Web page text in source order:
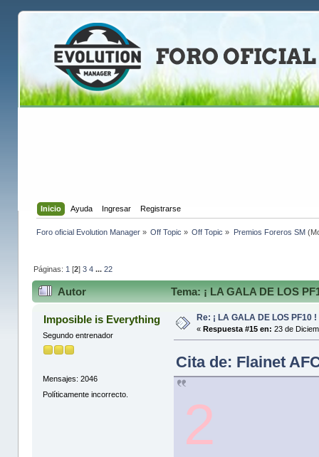
Inicio Ayuda Ingresar Registrarse
Foro oficial Evolution Manager» Off Topic » Off Topic » Premios Foreros SM
Páginas: 1 [2] 3 4 ... 22
Autor Tema: ¡ LA GALA DE LOS
Imposible is Everything
Segundo entrenador
Mensajes: 2046
Políticamente incorrecto.
Re: ¡ LA GALA DE LOS PF10 !
«Respuesta #15 en: 23 de
Cita de: Flainet
2